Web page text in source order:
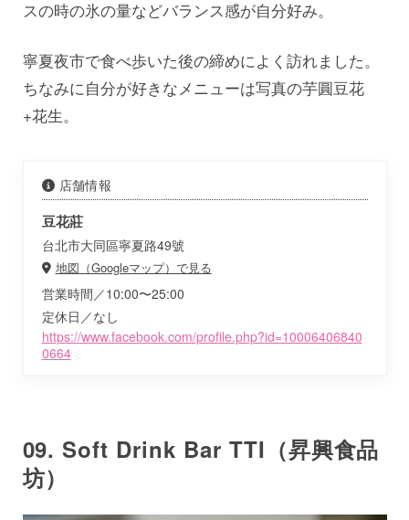
スの時の氷の量などバランス感が自分好み。
寧夏夜市で食べ歩いた後の締めによく訪れました。
ちなみに自分が好きなメニューは写真の芋圓豆花
+花生。
店舗情報
豆花莊
台北市大同區寧夏路49號
地図（Googleマップ）で見る
営業時間／10:00〜25:00
定休日／なし
https://www.facebook.com/profile.php?id=10006406840
0664
09. Soft Drink Bar TTI（昇興食品
坊）